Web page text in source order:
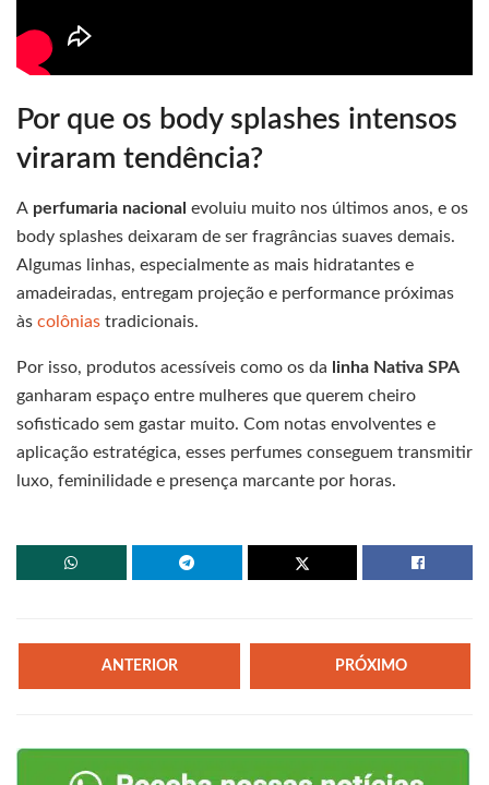
Por que os body splashes intensos
viraram tendência?
A perfumaria nacional evoluiu muito nos últimos anos, e os
body splashes deixaram de ser fragrâncias suaves demais.
Algumas linhas, especialmente as mais hidratantes e
amadeiradas, entregam projeção e performance próximas
às colônias tradicionais.
Por isso, produtos acessíveis como os da
linha Nativa SPA
ganharam espaço entre mulheres que querem cheiro
sofisticado sem gastar muito. Com notas envolventes e
aplicação estratégica, esses perfumes conseguem transmitir
luxo, feminilidade e presença marcante por horas.
ANTERIOR PRÓXIMO